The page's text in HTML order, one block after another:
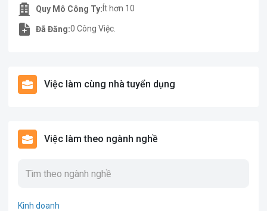
Quy Mô Công Ty: Ít hơn 10
Đã Đăng:0 Công Việc.
Việc làm cùng nhà tuyển dụng
Việc làm theo ngành nghề
Kinh doanh